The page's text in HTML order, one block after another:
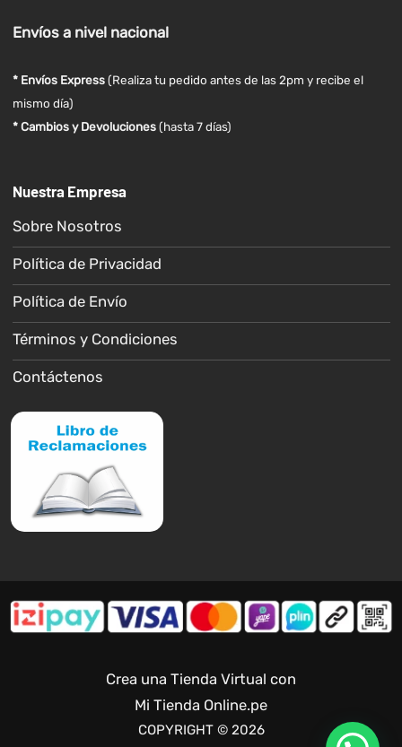
Envíosa nivel nacional
* Envíos Express(Realiza tu pedido antes de las 2pm y recibe el
mismo día)
* Cambios y Devoluciones (hasta 7 días)
Nuestra Empresa
Sobre Nosotros
Política de Privacidad
Política de Envío
Términos y Condiciones
Contáctenos
Crea una Tienda Virtual con
Mi Tienda Online.pe
COPYRIGHT © 2026